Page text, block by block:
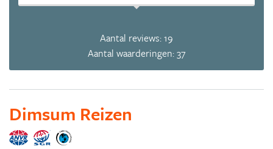
Aantal reviews: 19
Aantal waarderingen: 37
Dimsum Reizen